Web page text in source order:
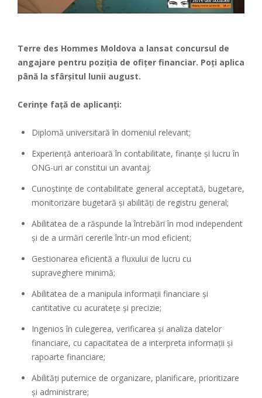
Terre des Hommes Moldova a lansat concursul de
angajare pentru poziția de ofițer financiar. Poți aplica
până la sfârșitul lunii august.
Cerințe față de aplicanți:
Diplomă universitară în domeniul relevant;
Experiență anterioară în contabilitate, finanțe și lucru în
ONG-uri ar constitui un avantaj;
Cunoștințe de contabilitate general acceptată, bugetare,
monitorizare bugetară și abilități de registru general;
Abilitatea de a răspunde la întrebări în mod independent
și de a urmări cererile într-un mod eficient;
Gestionarea eficientă a fluxului de lucru cu
supraveghere minimă;
Abilitatea de a manipula informații financiare și
cantitative cu acuratețe și precizie;
Ingenios în culegerea, verificarea și analiza datelor
financiare, cu capacitatea de a interpreta informații și
rapoarte financiare;
Abilități puternice de organizare, planificare, prioritizare
și administrare;